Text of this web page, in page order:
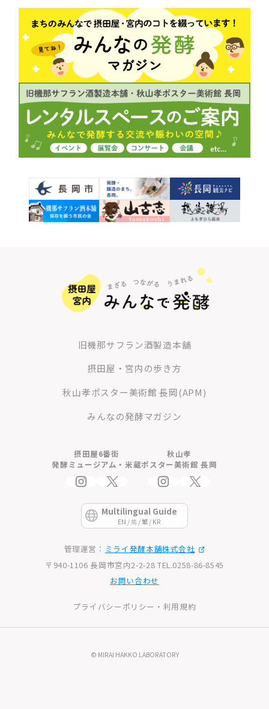
旧機那サフラン酒製造本舗
摂田屋・宮内の歩き方
秋山孝ポスター美術館 長岡(APM)
みんなの発酵マガジン
摂田屋6番街
発酵ミュージアム・米蔵
秋山孝
ポスター美術館 長岡
Multilingual Guide
EN / 简 / 繁 / KR
管理運営： ミライ発酵本舗株式会社
〒940-1106 長岡市宮内2-2-28 TEL.0258-86-8545
お問い合わせ
プライバシーポリシー・利用規約
© MIRAI HAKKO LABORATORY